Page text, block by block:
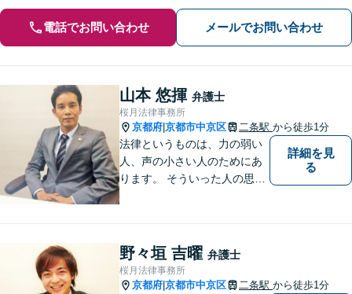
電話でお問い合わせ メールでお問い合わせ
山本 悠揮 弁護士
桜月法律事務所
京都府 京都市中京区 二条駅 から徒歩1分
法律というものは、力の弱い
人、声の小さい人のためにあ
ります。 そういった人の思い
目指します。
詳細を見
る
野々垣 吉曜 弁護士
桜月法律事務所
京都府 京都市中京区 二条駅 から徒歩1分